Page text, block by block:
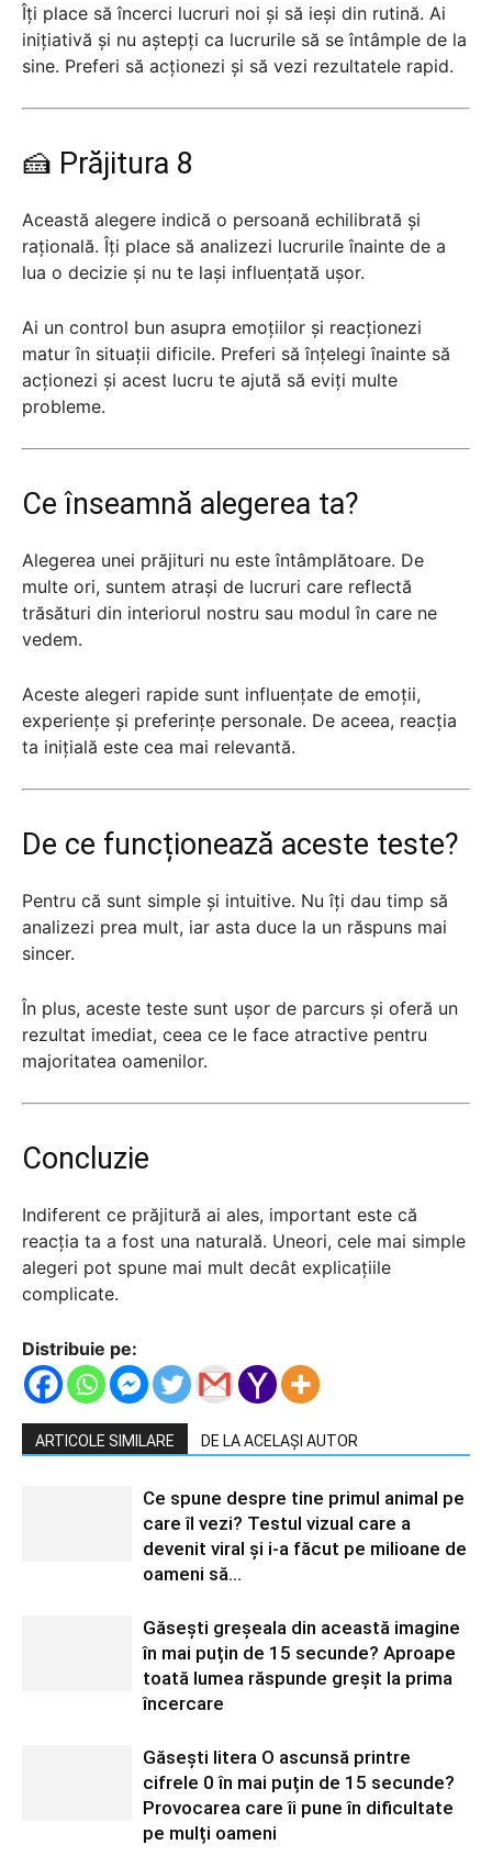
Îți place să încerci lucruri noi și să ieși din rutină. Ai
inițiativă și nu aștepți ca lucrurile să se întâmple de la
sine. Preferi să acționezi și să vezi rezultatele rapid.
🍰 Prăjitura 8
Această alegere indică o persoană echilibrată și
rațională. Îți place să analizezi lucrurile înainte de a
lua o decizie și nu te lași influențată ușor.
Ai un control bun asupra emoțiilor și reacționezi
matur în situații dificile. Preferi să înțelegi înainte să
acționezi și acest lucru te ajută să eviți multe
probleme.
Ce înseamnă alegerea ta?
Alegerea unei prăjituri nu este întâmplătoare. De
multe ori, suntem atrași de lucruri care reflectă
trăsături din interiorul nostru sau modul în care ne
vedem.
Aceste alegeri rapide sunt influențate de emoții,
experiențe și preferințe personale. De aceea, reacția
ta inițială este cea mai relevantă.
De ce funcționează aceste teste?
Pentru că sunt simple și intuitive. Nu îți dau timp să
analizezi prea mult, iar asta duce la un răspuns mai
sincer.
În plus, aceste teste sunt ușor de parcurs și oferă un
rezultat imediat, ceea ce le face atractive pentru
majoritatea oamenilor.
Concluzie
Indiferent ce prăjitură ai ales, important este că
reacția ta a fost una naturală. Uneori, cele mai simple
alegeri pot spune mai mult decât explicațiile
complicate.
Distribuie pe:
ARTICOLE SIMILARE DE LA ACELAȘI AUTOR
Ce spune despre tine primul animal pe
care îl vezi? Testul vizual care a
devenit viral și i-a făcut pe milioane de
oameni să...
Găsești greșeala din această imagine
în mai puțin de 15 secunde? Aproape
toată lumea răspunde greșit la prima
încercare
Găsești litera O ascunsă printre
cifrele 0 în mai puțin de 15 secunde?
Provocarea care îi pune în dificultate
pe mulți oameni